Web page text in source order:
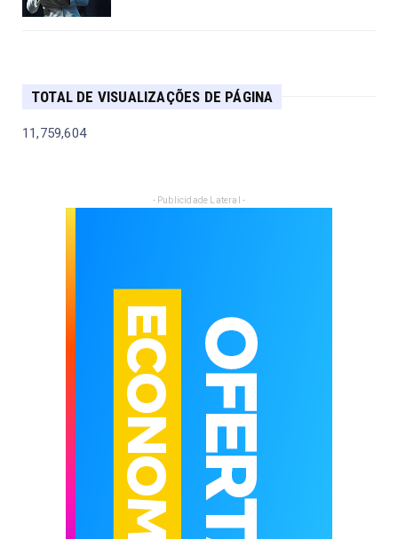
TOTAL DE VISUALIZAÇÕES DE PÁGINA
11,759,604
- Publicidade Lateral -